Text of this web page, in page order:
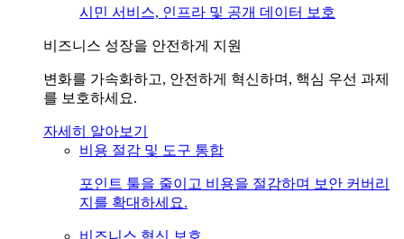
시민 서비스, 인프라 및 공개 데이터 보호
비즈니스 성장을 안전하게 지원
변화를 가속화하고, 안전하게 혁신하며, 핵심 우선 과제
를 보호하세요.
자세히 알아보기
비용 절감 및 도구 통합
포인트 툴을 줄이고 비용을 절감하며 보안 커버리
지를 확대하세요.
비즈니스 혁신 보호